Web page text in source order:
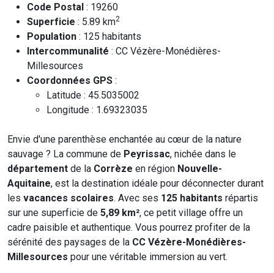
Code Postal : 19260
Superficie : 5.89 km2
Population : 125 habitants
Intercommunalité : CC Vézère-Monédières-
Millesources
Coordonnées GPS :
Latitude : 45.5035002
Longitude : 1.69323035
Envie d'une parenthèse enchantée au cœur de la nature
sauvage ? La commune de Peyrissac, nichée dans le
département de la Corrèze en région Nouvelle-
Aquitaine, est la destination idéale pour déconnecter durant
les vacances scolaires. Avec ses 125 habitants répartis
sur une superficie de 5,89 km², ce petit village offre un
cadre paisible et authentique. Vous pourrez profiter de la
sérénité des paysages de la CC Vézère-Monédières-
Millesources pour une véritable immersion au vert.